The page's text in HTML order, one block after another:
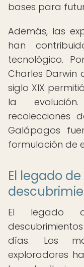
bases para
Además, las
han
tecnológico.
Charles Darwin
siglo XIX
la
recolecciones
Galápagos
formulación de
El legado
El legado
días. Los
exploradores